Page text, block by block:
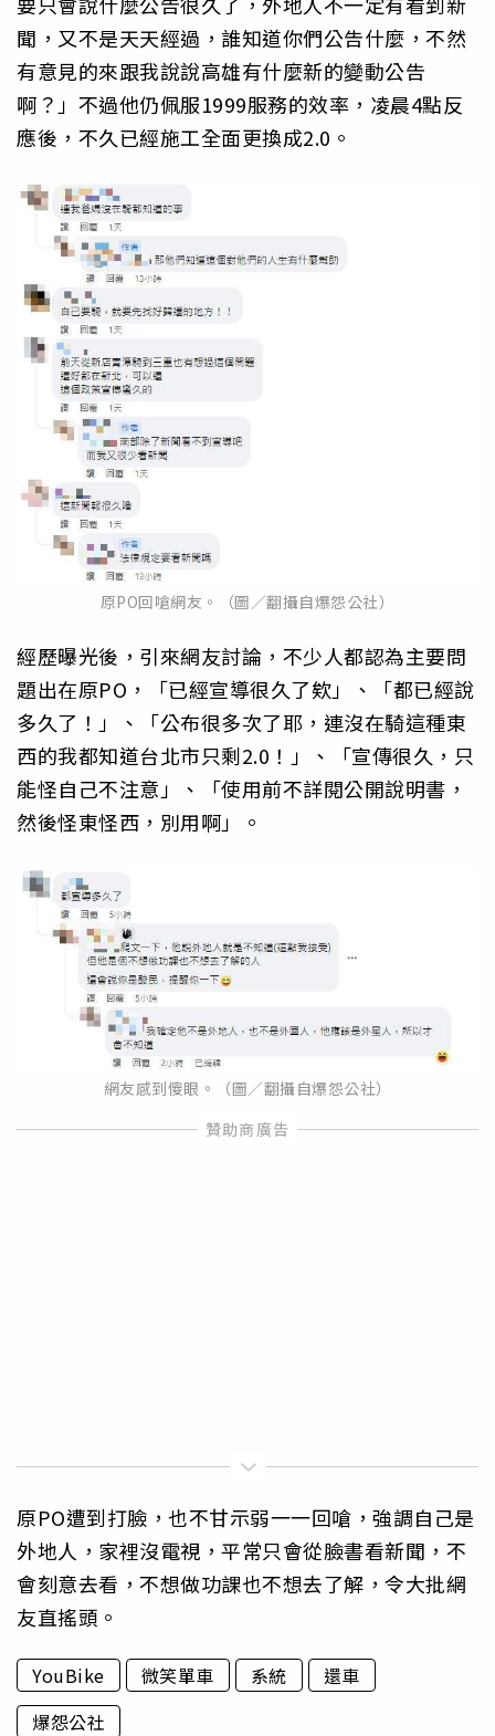
聞，又不是天天經過，誰知道你們公告什麼，不然
有意見的來跟我說說高雄有什麼新的變動公告
啊？」不過他仍佩服1999服務的效率，凌晨4點反
應後，不久已經施工全面更換成2.0。
原PO回嗆網友。（圖／翻攝自爆怨公社）
經歷曝光後，引來網友討論，不少人都認為主要問
題出在原PO，「已經宣導很久了欸」、「都已經說
多久了！」、「公布很多次了耶，連沒在騎這種東
西的我都知道台北市只剩2.0！」、「宣傳很久，只
能怪自己不注意」、「使用前不詳閱公開說明書，
然後怪東怪西，別用啊」。
網友感到傻眼。（圖／翻攝自爆怨公社）
原PO遭到打臉，也不甘示弱一一回嗆，強調自己是
外地人，家裡沒電視，平常只會從臉書看新聞，不
會刻意去看，不想做功課也不想去了解，令大批網
友直搖頭。
YouBike 微笑單車 系統
還車
爆怨公社